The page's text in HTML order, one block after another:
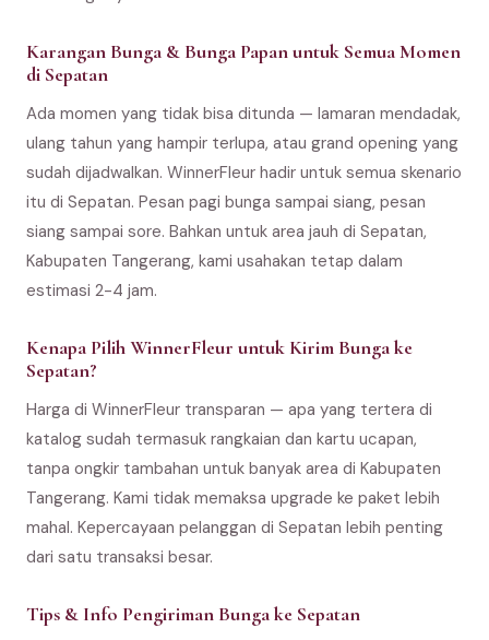
Karangan Bunga & Bunga Papan untuk Semua Momen
di Sepatan
Ada momen yang tidak bisa ditunda — lamaran mendadak,
ulang tahun yang hampir terlupa, atau grand opening yang
sudah dijadwalkan. WinnerFleur hadir untuk semua skenario
itu di Sepatan. Pesan pagi bunga sampai siang, pesan
siang sampai sore. Bahkan untuk area jauh di Sepatan,
Kabupaten Tangerang, kami usahakan tetap dalam
estimasi 2-4 jam.
Kenapa Pilih WinnerFleur untuk Kirim Bunga ke
Sepatan?
Harga di WinnerFleur transparan — apa yang tertera di
katalog sudah termasuk rangkaian dan kartu ucapan,
tanpa ongkir tambahan untuk banyak area di Kabupaten
Tangerang. Kami tidak memaksa upgrade ke paket lebih
mahal. Kepercayaan pelanggan di Sepatan lebih penting
dari satu transaksi besar.
Tips & Info Pengiriman Bunga ke Sepatan